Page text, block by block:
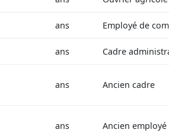
ans Employé de
ans Cadre
ans Ancien cadre
ans Ancien employé